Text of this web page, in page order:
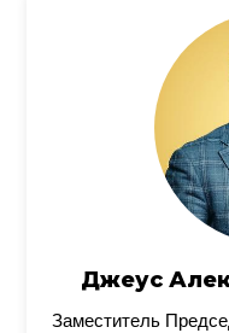
Джеус
Заместитель